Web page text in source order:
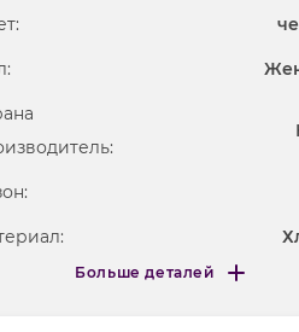
Больше деталей
Меньше деталей